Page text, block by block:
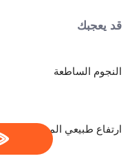
قد يعجبك
النجوم الساطعة
ارتفاع طبيعي الموسم الثالث